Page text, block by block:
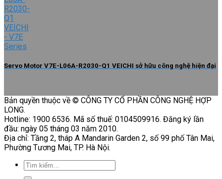
Servo Motor V7E-L06A-R2030-Q1 VEICHI sở hữu công nghệ hiện đại
Bản quyền thuộc về © CÔNG TY CỔ PHẦN CÔNG NGHỆ HỢP
LONG.
Hotline: 1900 6536. Mã số thuế: 0104509916. Đăng ký lần
đầu: ngày 05 tháng 03 năm 2010.
Địa chỉ: Tầng 2, tháp A Mandarin Garden 2, số 99 phố Tân Mai,
Phường Tương Mai, TP. Hà Nội.
Tìm
kiếm: